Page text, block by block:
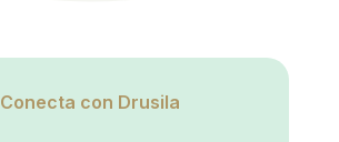
Conecta con Drusila